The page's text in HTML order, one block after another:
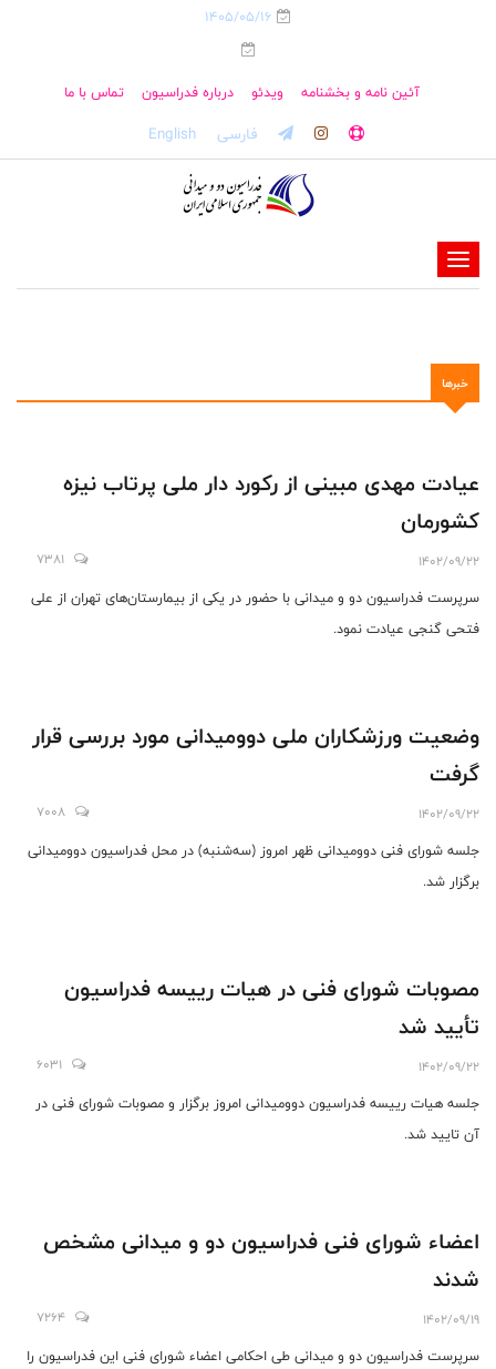
1405/05/16
آئین نامه و بخشنامه ویدئو درباره فدراسیون تماس با ما
فارسی English
-
-
-
-
-
خبرها
عیادت مهدی مبینی از رکورد دار ملی پرتاب نیزه
کشورمان
1402/09/22
7381
سرپرست فدراسیون دو و میدانی با حضور در یکی از بیمارستان‌های تهران از علی
فتحی گنجی عیادت نمود.
وضعیت ورزشکاران ملی دوومیدانی مورد بررسی قرار
گرفت
1402/09/22
7008
جلسه شورای فنی دوومیدانی ظهر امروز (سه‌شنبه) در محل فدراسیون دوومیدانی
برگزار شد.
مصوبات شورای فنی در هیات رییسه فدراسیون
تأیید شد
1402/09/22
6031
جلسه هیات رییسه فدراسیون دوومیدانی امروز برگزار و مصوبات شورای فنی در
آن تایید شد.
اعضاء شورای فنی فدراسیون دو و میدانی مشخص
شدند
1402/09/19
7264
سرپرست فدراسیون دو و میدانی طی احکامی اعضاء شورای فنی این فدراسیون را